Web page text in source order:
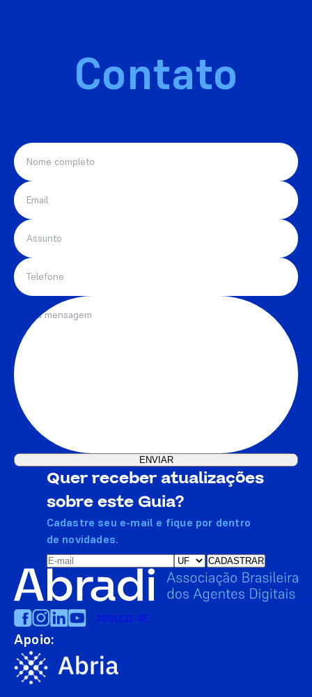
Contato
Quer receber atualizações
sobre este Guia?
Cadastre seu e-mail e fique por dentro
de novidades.
ASSOCIE-SE
Apoio: